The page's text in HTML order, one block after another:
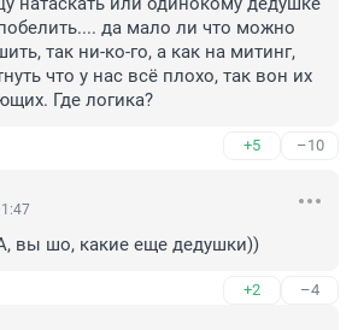
да мало ли что можно
так ни-ко-го, а как на митинг,
что у нас всё плохо, так вон их
Где логика?
+5 –10
вы шо, какие еще дедушки))
+2 –4